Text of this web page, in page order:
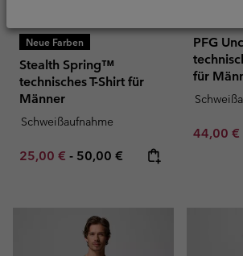
Neue Farben
Stealth Spring™
technisches T-Shirt für
Männer
Schweißaufnahme
Minimum sale price:
25,00 € - Maximum price:
50,00 €
PFG
für
Sale
44,00 €